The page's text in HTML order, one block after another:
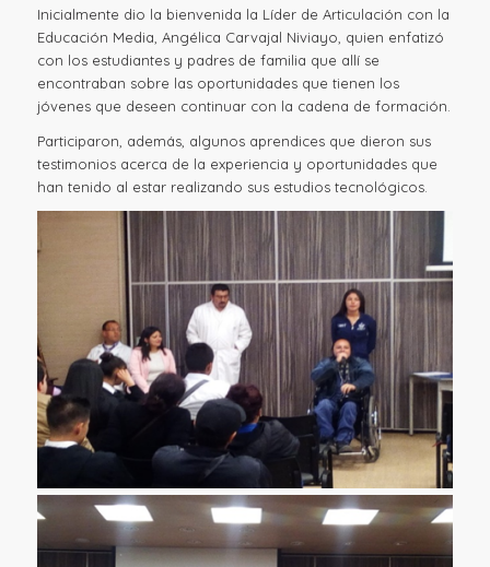
Inicialmente dio la bienvenida la Líder de Articulación con la
Educación Media, Angélica Carvajal Niviayo, quien enfatizó
con los estudiantes y padres de familia que allí se
encontraban sobre las oportunidades que tienen los
jóvenes que deseen continuar con la cadena de formación.
Participaron, además, algunos aprendices que dieron sus
testimonios acerca de la experiencia y oportunidades que
han tenido al estar realizando sus estudios tecnológicos.